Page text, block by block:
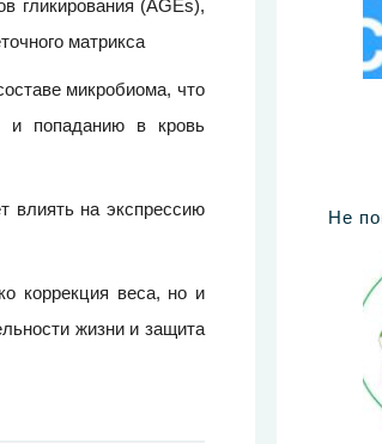
гликирования (AGEs),
матрикса
микробиома, что
и попаданию в кровь
влиять на экспрессию
коррекция веса, но и
жизни и защита
Не